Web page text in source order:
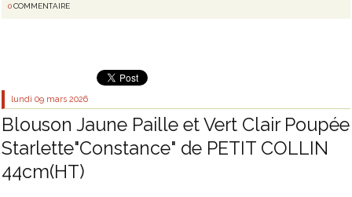
0COMMENTAIRE
lundi 09 mars 2026
Blouson Jaune Paille et Vert Clair Poupée
Starlette"Constance" de PETIT COLLIN
44cm(HT)